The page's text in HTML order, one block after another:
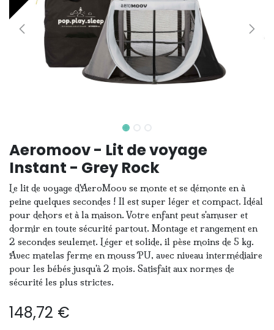
Aeromoov - Lit de voyage
Instant - Grey Rock
Le lit de voyage d'AeroMoov se monte et se démonte en à
peine quelques secondes ! Il est super léger et compact. Idéal
pour dehors et à la maison. Votre enfant peut s'amuser et
dormir en toute sécurité partout. Montage et rangement en
2 secondes seulemet. Léger et solide, il pèse moins de 5 kg.
Avec matelas ferme en mouss PU, avec niveau intermédiaire
pour les bébés jusqu'à 2 mois. Satisfait aux normes de
sécurité les plus strictes.
148,72 €